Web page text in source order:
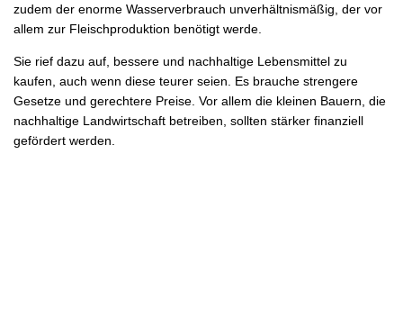
zudem der enorme Wasserverbrauch unverhältnismäßig, der vor
allem zur Fleischproduktion benötigt werde.
Sie rief dazu auf, bessere und nachhaltige Lebensmittel zu
kaufen, auch wenn diese teurer seien. Es brauche strengere
Gesetze und gerechtere Preise. Vor allem die kleinen Bauern, die
nachhaltige Landwirtschaft betreiben, sollten stärker finanziell
gefördert werden.